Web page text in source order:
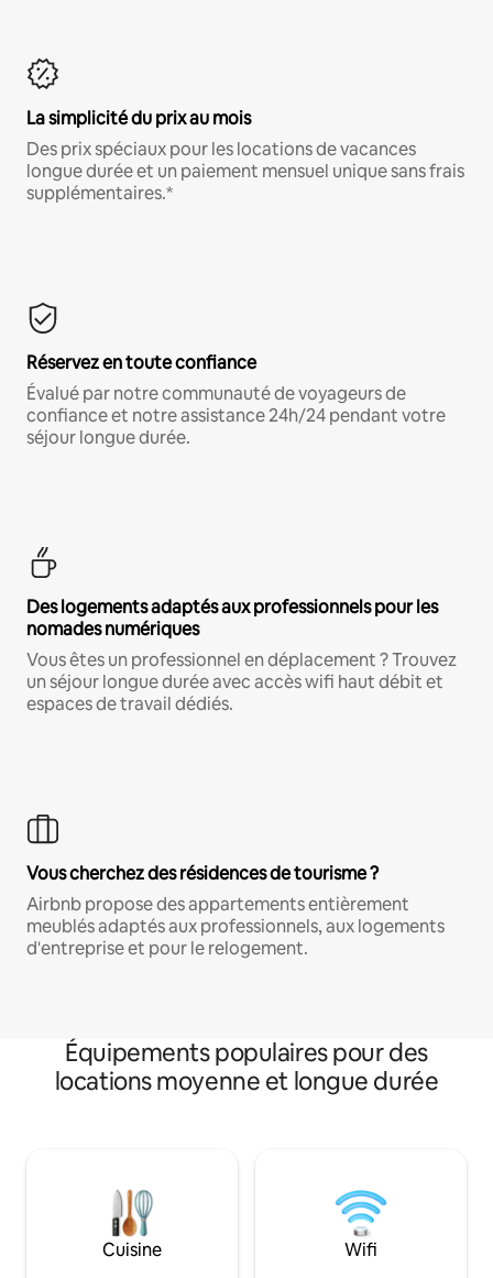
La simplicité du prix au mois
Des prix spéciaux pour les locations de vacances
longue durée et un paiement mensuel unique sans frais
supplémentaires.*
Réservez en toute confiance
Évalué par notre communauté de voyageurs de
confiance et notre assistance 24h/24 pendant votre
séjour longue durée.
Des logements adaptés aux professionnels pour les
nomades numériques
Vous êtes un professionnel en déplacement ? Trouvez
un séjour longue durée avec accès wifi haut débit et
espaces de travail dédiés.
Vous cherchez des résidences de tourisme ?
Airbnb propose des appartements entièrement
meublés adaptés aux professionnels, aux logements
d'entreprise et pour le relogement.
Équipements populaires pour des
locations moyenne et longue durée
Cuisine Wifi